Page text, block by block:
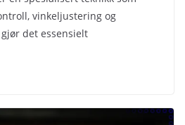
vinkeljustering og
det essensielt